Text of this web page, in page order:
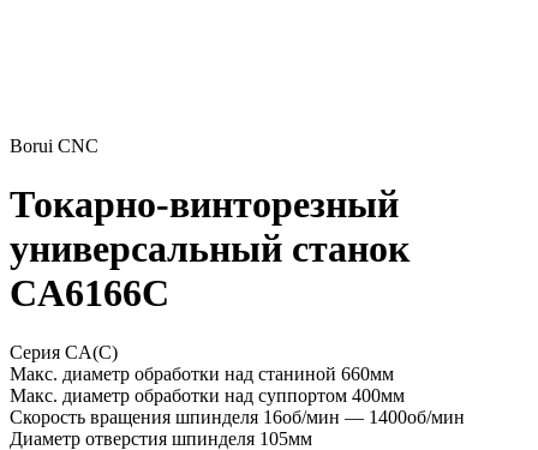
Borui CNC
Токарно-винторезный
универсальный станок
CA6166C
Серия CA(C)
Макс. диаметр обработки над станиной 660мм
Макс. диаметр обработки над суппортом 400мм
Скорость вращения шпинделя 16об/мин — 1400об/мин
Диаметр отверстия шпинделя 105мм